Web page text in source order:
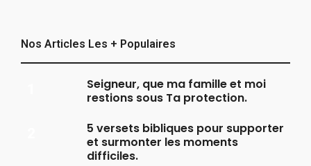
Nos Articles Les + Populaires
Seigneur, que ma famille et moi
restions sous Ta protection.
5 versets bibliques pour supporter
et surmonter les moments
difficiles.